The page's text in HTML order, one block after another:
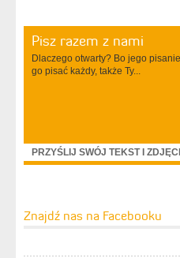
Pisz razem z nami
Dlaczego otwarty? Bo jego
go pisać każdy, także Ty...
PRZYŚLIJ SWÓJ TEKST I
Znajdź nas na Facebooku